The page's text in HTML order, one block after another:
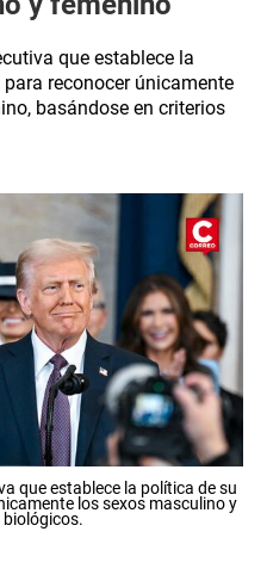
que establece la
reconocer únicamente
basándose en criterios
que establece la política de su
los sexos masculino y